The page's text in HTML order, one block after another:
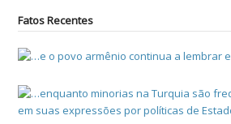
Fatos Recentes